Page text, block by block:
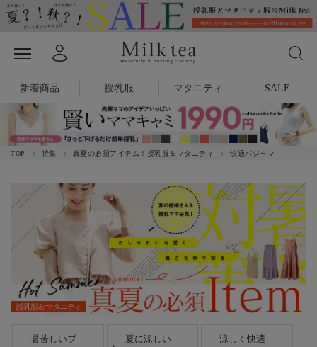
新着商品 授乳服 マタニティ SALE
TOP 特集 真夏の必須アイテム！授乳服＆マタニティ 快適パジャマ
暑苦しいブ
夏に涼しい
涼しく快適